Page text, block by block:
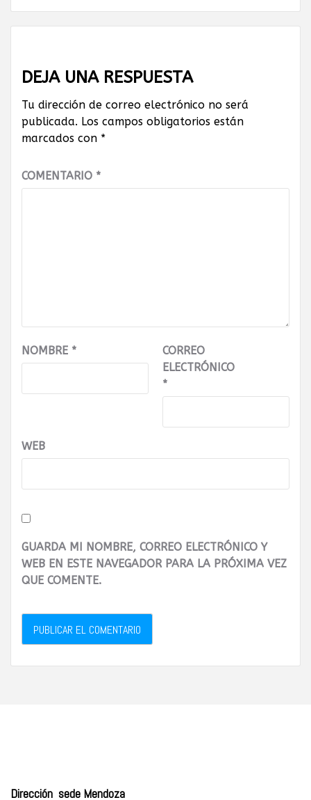
DEJA UNA RESPUESTA
Tu dirección de correo electrónico no será
publicada. Los campos obligatorios están
marcados con *
COMENTARIO *
NOMBRE *
CORREO
ELECTRÓNICO
*
WEB
GUARDA MI NOMBRE, CORREO ELECTRÓNICO Y
WEB EN ESTE NAVEGADOR PARA LA PRÓXIMA VEZ
QUE COMENTE.
Dirección sede Mendoza